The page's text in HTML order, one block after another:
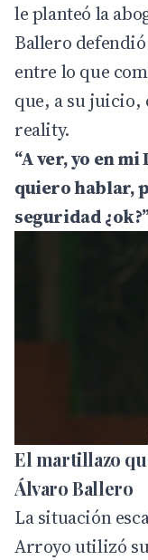
le planteó la
Ballero
entre lo que
que, a su
reality.
“A ver, yo en
quiero hablar,
seguridad
El martillazo
Álvaro Ballero
La situación
Arroyo utilizó